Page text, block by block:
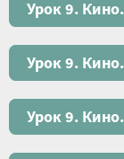
Урок 9.
Урок 9.
Урок 9.